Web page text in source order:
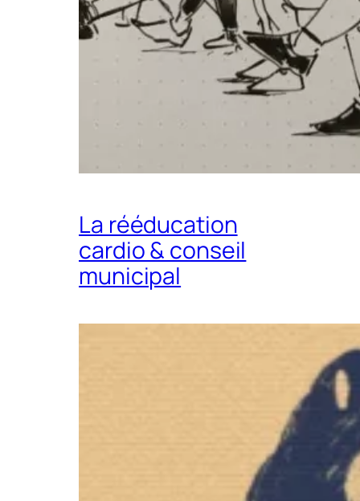
La rééducation
cardio & conseil
municipal